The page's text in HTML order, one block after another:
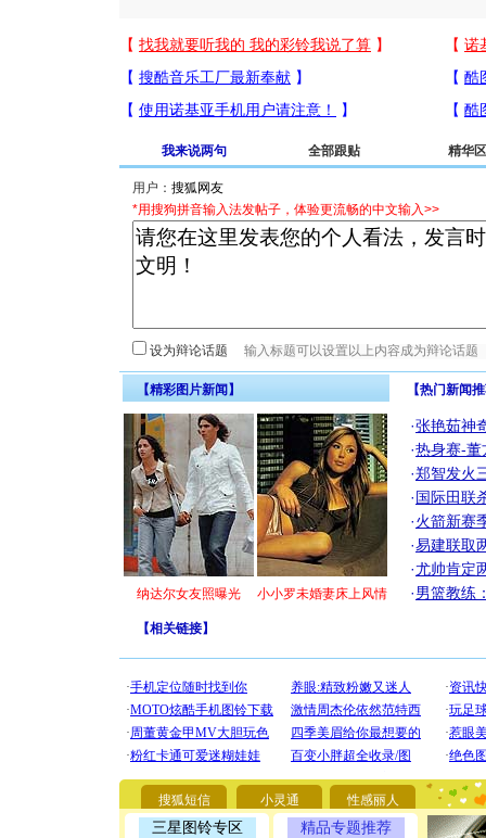
我来说两句 全部跟贴 精华区
用户：
*用搜狗拼音输入法发帖子，体验更流畅的中文输入>>
设为辩论话题
【精彩图片新闻】
纳达尔女友照曝光 小小罗未婚妻床上风情
【热门新闻
·张艳茹神
·热身赛-董
·郑智发火
·国际田联
·火箭新赛
·易建联取
·尤帅肯定
·男篮教练
【相关链接】
搜狐短信 小灵通 性感丽人
三星图铃专区 精品专题推荐
[圣诞节]
要平安！
[圣诞节]
能正大光